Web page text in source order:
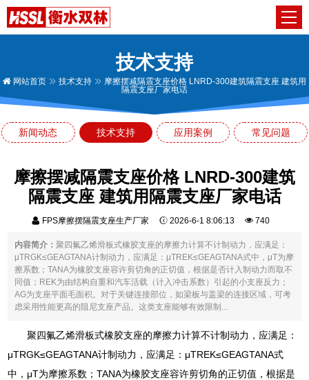
技术支持
网站首页 技术支持
摩擦摆减隔震支座价格 LNRD-300建筑隔震支座 建筑用
隔震支座厂家电话
新闻动态 技术支持 应用案例 常见问题
摩擦摆减隔震支座价格 LNRD-300建筑
隔震支座 建筑用隔震支座厂家电话
FPS摩擦摆隔震支座生产厂家 2026-6-1 8:06:13 740
内容简介：聚四氟乙烯滑板式橡胶支座的摩擦力计算不计制动力，应满足：
μTRGK≤GEAGTANA计制动力，应满足：μTREK≤GEAGTANA式中，μT为摩
擦系数；TANA为橡胶支座容许剪切角的正切值，根据是否计入制动力而取不
同值；REK为由结构自重和汽车活载（计入冲击系数）引起的小支座反力；
AG为支座平面毛面积。对于关键连接部位，如梁板与盖梁的连接区域，可考
虑采用性能更高的阻尼支座产品。这类支座能够有效限制...
聚四氟乙烯滑板式橡胶支座的摩擦力计算不计制动力，应满足：
μTRGK≤GEAGTANA计制动力，应满足：μTREK≤GEAGTANA式
中，μT为摩擦系数；TANA为橡胶支座容许剪切角的正切值，根据是